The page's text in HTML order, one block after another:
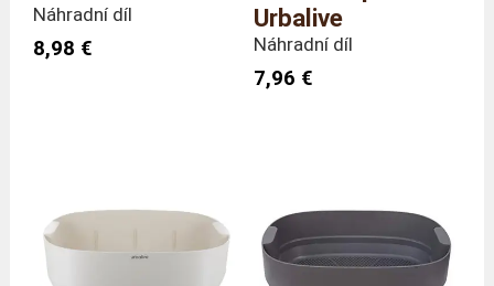
Náhradní díl
8,98 €
Urbalive
Náhradní díl
7,96 €